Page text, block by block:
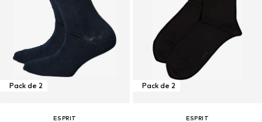
Pack de 2
ESPRIT
Pack de 2
ESPRIT